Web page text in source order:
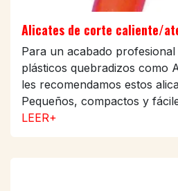
Alicates de corte caliente/
Para un acabado
plásticos quebradizos como
les recomendamos estos
Pequeños, compactos y
LEER+